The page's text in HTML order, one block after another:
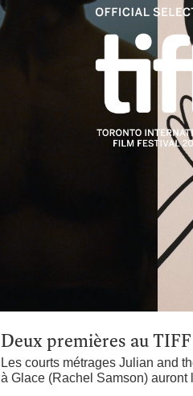
Deux premières au
Les courts métrages Julian and
à Glace (Rachel Samson)